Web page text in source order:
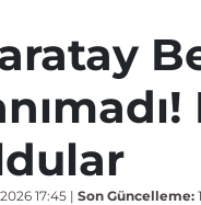
17:45 | Son Güncelleme: